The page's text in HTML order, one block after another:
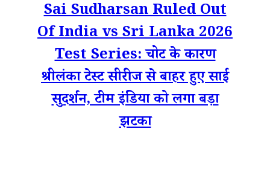
Sai Sudharsan Ruled Out
Of India vs Sri Lanka 2026
Test Series: चोट के कारण
श्रीलंका टेस्ट सीरीज से बाहर हुए साई
सुदर्शन, टीम इंडिया को लगा बड़ा
झटका